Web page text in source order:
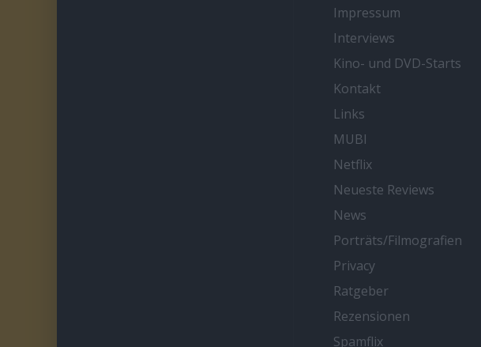
Impressum
Interviews
Kino- und DVD-Starts
Kontakt
Links
MUBI
Netflix
Neueste Reviews
News
Porträts/Filmografien
Privacy
Ratgeber
Rezensionen
Spamflix